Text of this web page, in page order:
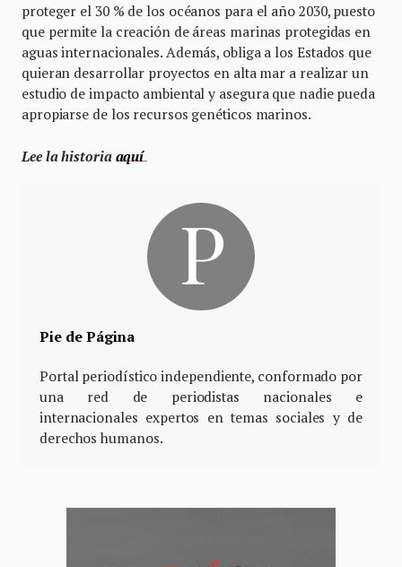
proteger el 30 % de los océanos para el año 2030, puesto
que permite la creación de áreas marinas protegidas en
aguas internacionales. Además, obliga a los Estados que
quieran desarrollar proyectos en alta mar a realizar un
estudio de impacto ambiental y asegura que nadie pueda
apropiarse de los recursos genéticos marinos.
Lee la historia aquí
Pie de Página
Portal periodístico independiente, conformado por
una red de periodistas nacionales e
internacionales expertos en temas sociales y de
derechos humanos.